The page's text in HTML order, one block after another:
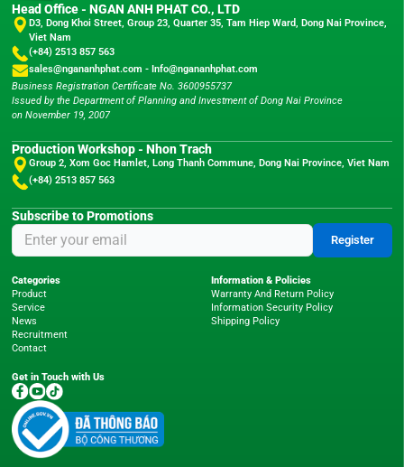
Head Office - NGAN ANH PHAT CO., LTD
D3, Dong Khoi Street, Group 23, Quarter 35, Tam Hiep Ward, Dong Nai Province,
Viet Nam
(+84) 2513 857 563
sales@ngananhphat.com - Info@ngananhphat.com
Business Registration Certificate No. 3600955737
Issued by the Department of Planning and Investment of Dong Nai Province
on November 19, 2007
Production Workshop - Nhon Trach
Group 2, Xom Goc Hamlet, Long Thanh Commune, Dong Nai Province, Viet Nam
(+84) 2513 857 563
Subscribe to Promotions
Register
Categories
Product
Service
News
Recruitment
Contact
Information & Policies
Warranty And Return Policy
Information Security Policy
Shipping Policy
Get in Touch with Us